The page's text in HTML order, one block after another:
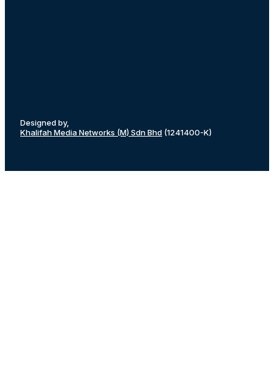
Designed by,
Khalifah Media Networks (M) Sdn Bhd (1241400-K)